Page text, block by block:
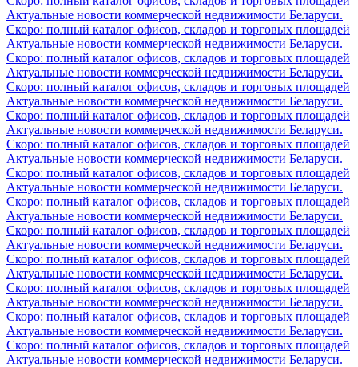
Актуальные новости коммерческой недвижимости Беларуси.
Скоро: полный каталог офисов, складов и торговых площадей
Актуальные новости коммерческой недвижимости Беларуси.
Скоро: полный каталог офисов, складов и торговых площадей
Актуальные новости коммерческой недвижимости Беларуси.
Скоро: полный каталог офисов, складов и торговых площадей
Актуальные новости коммерческой недвижимости Беларуси.
Скоро: полный каталог офисов, складов и торговых площадей
Актуальные новости коммерческой недвижимости Беларуси.
Скоро: полный каталог офисов, складов и торговых площадей
Актуальные новости коммерческой недвижимости Беларуси.
Скоро: полный каталог офисов, складов и торговых площадей
Актуальные новости коммерческой недвижимости Беларуси.
Скоро: полный каталог офисов, складов и торговых площадей
Актуальные новости коммерческой недвижимости Беларуси.
Скоро: полный каталог офисов, складов и торговых площадей
Актуальные новости коммерческой недвижимости Беларуси.
Скоро: полный каталог офисов, складов и торговых площадей
Актуальные новости коммерческой недвижимости Беларуси.
Скоро: полный каталог офисов, складов и торговых площадей
Актуальные новости коммерческой недвижимости Беларуси.
Скоро: полный каталог офисов, складов и торговых площадей
Актуальные новости коммерческой недвижимости Беларуси.
Скоро: полный каталог офисов, складов и торговых площадей
Актуальные новости коммерческой недвижимости Беларуси.